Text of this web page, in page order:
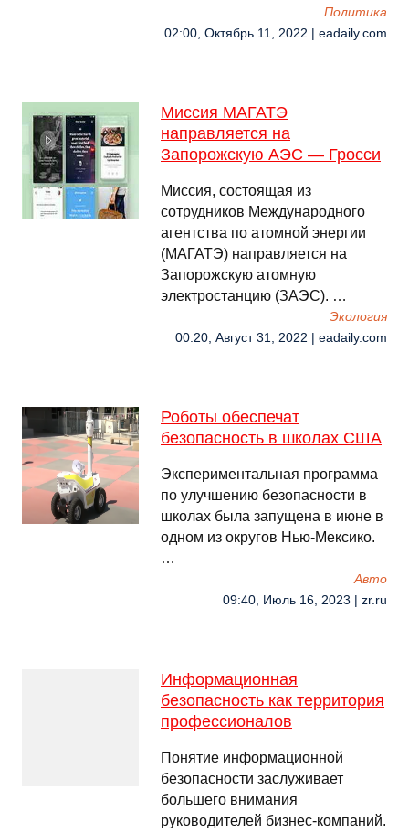
Политика
02:00, Октябрь 11, 2022 | eadaily.com
Миссия МАГАТЭ
направляется на
Запорожскую АЭС — Гросси
Миссия, состоящая из
сотрудников Международного
агентства по атомной энергии
(МАГАТЭ) направляется на
Запорожскую атомную
электростанцию (ЗАЭС). …
Экология
00:20, Август 31, 2022 | eadaily.com
Роботы обеспечат
безопасность в школах США
Экспериментальная программа
по улучшению безопасности в
школах была запущена в июне в
одном из округов Нью-Мексико.
…
Авто
09:40, Июль 16, 2023 | zr.ru
Информационная
безопасность как территория
профессионалов
Понятие информационной
безопасности заслуживает
большего внимания
руководителей бизнес-компаний.